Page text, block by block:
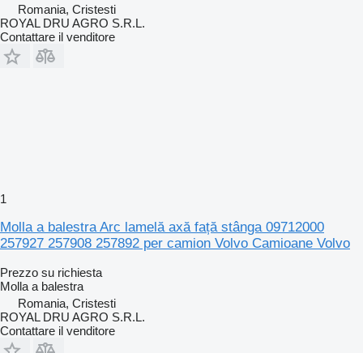
Romania, Cristesti
ROYAL DRU AGRO S.R.L.
Contattare il venditore
1
Molla a balestra Arc lamelă axă față stânga 09712000
257927 257908 257892 per camion Volvo Camioane Volvo
Prezzo su richiesta
Molla a balestra
Romania, Cristesti
ROYAL DRU AGRO S.R.L.
Contattare il venditore